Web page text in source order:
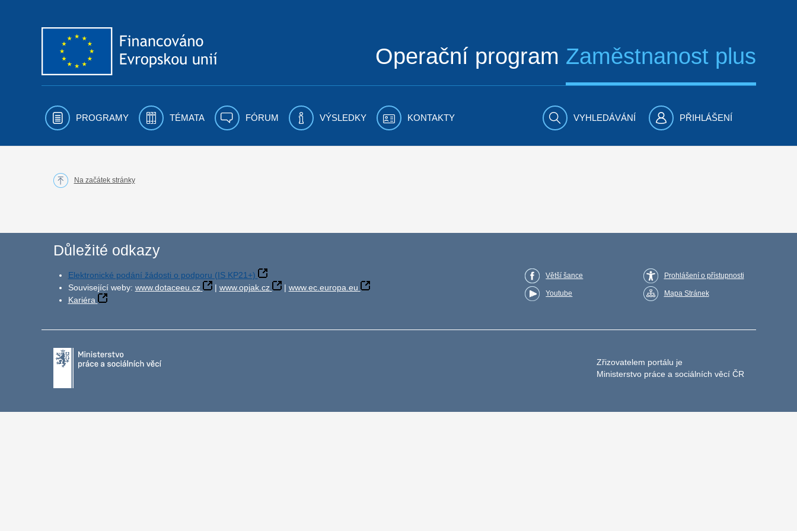
Operační program Zaměstnanost plus
PROGRAMY TÉMATA FÓRUM VÝSLEDKY KONTAKTY VYHLEDÁVÁNÍ PŘIHLÁŠENÍ
Na začátek stránky
Důležité odkazy
Elektronické podání žádosti o podporu (IS KP21+)
Související weby: www.dotaceeu.cz | www.opjak.cz | www.ec.europa.eu
Kariéra
Větší šance
Youtube
Prohlášení o přístupnosti
Mapa Stránek
Zřizovatelem portálu je
Ministerstvo práce a sociálních věcí ČR